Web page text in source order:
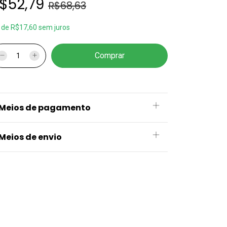
R$68,63
de R$17,60 sem juros
de pagamento
de envio